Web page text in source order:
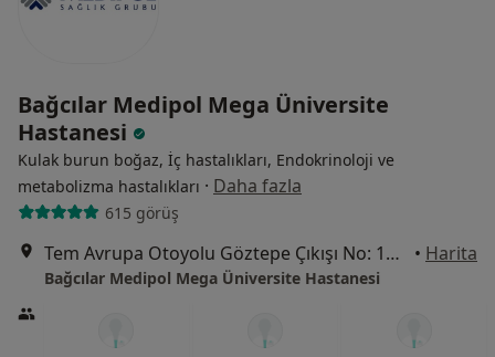
Bağcılar Medipol Mega Üniversite
Hastanesi
Kulak burun boğaz, İç hastalıkları, Endokrinoloji ve
metabolizma hastalıkları · Daha fazla
615 görüş
Tem Avrupa Otoyolu Göztepe Çıkışı No: 1Bağcılar, İstanbul • Harita
Bağcılar Medipol Mega Üniversite Hastanesi